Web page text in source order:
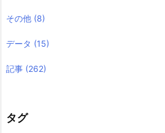
その他 (8)
データ (15)
記事 (262)
タグ